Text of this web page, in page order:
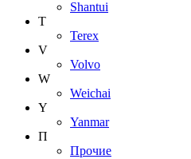
Shantui
T
Terex
V
Volvo
W
Weichai
Y
Yanmar
П
Прочие